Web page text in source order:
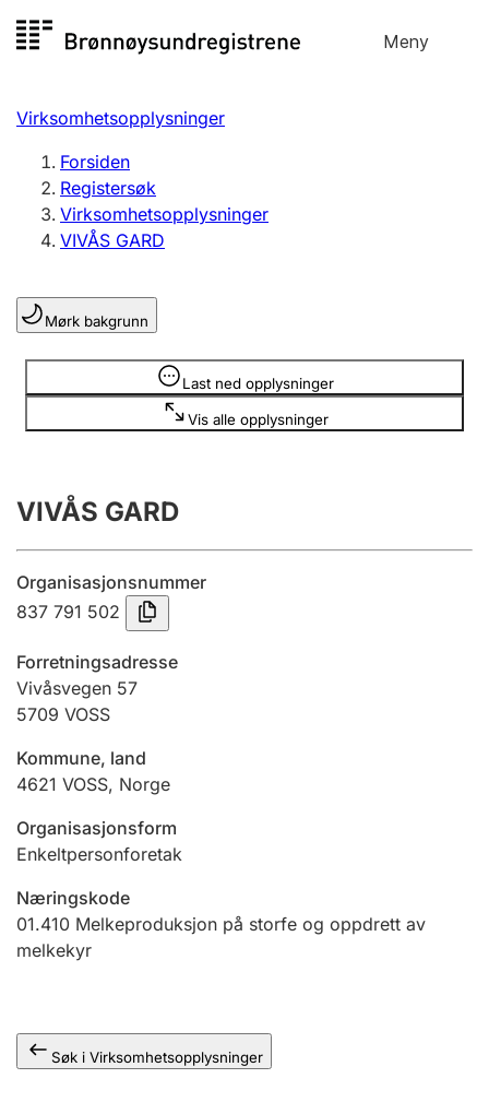
til
Meny
Registersøk
Aksjeselskap
Enkeltpersonforetak
Registrere, endre, slette
Lag og forening
Registrere, endre, slette
Årsregnskap
Innsending og forsinkelsesgebyr
Tinglysing
Jeger
Ektepaktveileder
Offentlig sektor
Virksomhetsopplysninger
Forsiden
Registersøk
Virksomhetsopplysninger
VIVÅS GARD
Mørk bakgrunn
Last ned opplysninger
Vis alle opplysninger
Opplysninger er skjult
VIVÅS GARD
Organisasjonsnummer
837 791 502
Forretningsadresse
Vivåsvegen 57
5709 VOSS
Kommune, land
4621 VOSS, Norge
Organisasjonsform
Enkeltpersonforetak
Næringskode
01.410 Melkeproduksjon på storfe og oppdrett av
melkekyr
Søk i Virksomhetsopplysninger